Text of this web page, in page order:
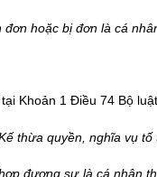
đơn hoặc bị đơn là cá
Khoản 1 Điều 74 Bộ
thừa quyền, nghĩa vụ tố
đương sự là cá nhân